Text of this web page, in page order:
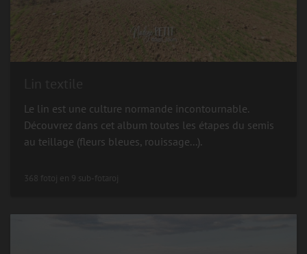
Le lin est une culture normande incontournable.
Découvrez dans cet album toutes les étapes du semis
au teillage (fleurs bleues, rouissage...).
368 fotoj en 9 sub-fotaroj